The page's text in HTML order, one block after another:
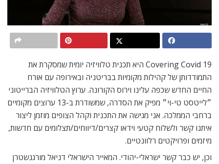
Covering Covid 19 היא תכנית טלוויזיה יומית שמסקרת את
התמודדותן של קהילות מקומיות בבריטניה ובאירופה עם אורח
החיים החדש שכפה עלינו וירוס הקורונה. ערוץ הטלוויזיה הברייטוני
״לייטסט טי-וי״ מפיק את הסדרה, שמשודרת ב-13 ערוצים מקומיים
ברחבי הממלכה. אני מגישה את התכנית וקהל הצופים מוזמן ליצור
איתנו קשר ולשלוח קטעי וידאו קצרים/דיווחים/תצלומים עם חדשות,
מיזמים ופרויקטים רלוונטיים.
וכן, יש כבר קשר ישראלי-יהודי. המאייר הישראלי דניאל מורגנשטרן